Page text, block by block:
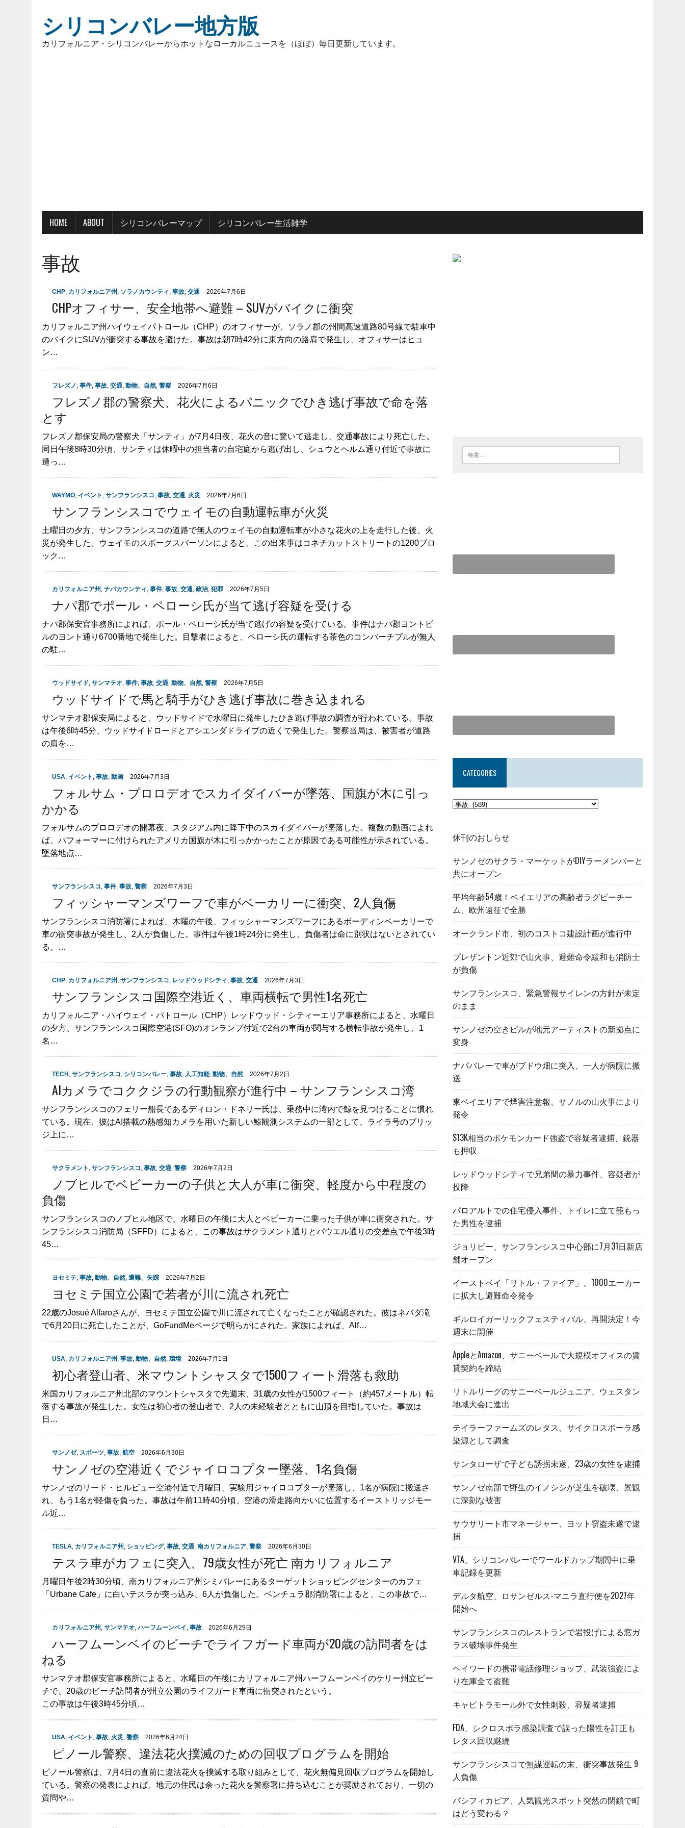
シリコンバレー地方版
カリフォルニア・シリコンバレーからホットなローカルニュースを（ほぼ）毎日更新しています。
HOME ABOUT シリコンバレーマップ シリコンバレー生活雑学
事故
CHP, カリフォルニア州 , ソラノカウンティ , 事故, 交通 2026年7月6日
CHPオフィサー、安全地帯へ避難 – SUVがバイクに衝突
カリフォルニア州ハイウェイパトロール（CHP）のオフィサーが、ソラノ郡の州間高速道路80号線で駐車中
のバイクにSUVが衝突する事故を避けた。事故は朝7時42分に東方向の路肩で発生し、オフィサーはヒュ
ン…
フレズノ , 事件, 事故, 交通, 動物、自然, 警察 2026年7月6日
フレズノ郡の警察犬、花火によるパニックでひき逃げ事故で命を落
とす
フレズノ郡保安局の警察犬「サンティ」が7月4日夜、花火の音に驚いて逃走し、交通事故により死亡した。
同日午後8時30分頃、サンティは休暇中の担当者の自宅庭から逃げ出し、シュウとヘルム通り付近で事故に
遭っ…
WAYMO, イベント , サンフランシスコ, 事故, 交通, 火災 2026年7月6日
サンフランシスコでウェイモの自動運転車が火災
土曜日の夕方、サンフランシスコの道路で無人のウェイモの自動運転車が小さな花火の上を走行した後、火
災が発生した。ウェイモのスポークスパーソンによると、この出来事はコネチカットストリートの1200ブロ
ック…
カリフォルニア州 , ナパカウンティ , 事件, 事故, 交通, 政治, 犯罪 2026年7月5日
ナパ郡でポール・ペローシ氏が当て逃げ容疑を受ける
ナパ郡保安官事務所によれば、ポール・ペローシ氏が当て逃げの容疑を受けている。事件はナパ郡ヨントビ
ルのヨント通り6700番地で発生した。目撃者によると、ペローシ氏の運転する茶色のコンバーチブルが無人
の駐…
ウッドサイド, サンマテオ, 事件, 事故, 交通, 動物、自然, 警察 2026年7月5日
ウッドサイドで馬と騎手がひき逃げ事故に巻き込まれる
サンマテオ郡保安局によると、ウッドサイドで水曜日に発生したひき逃げ事故の調査が行われている。事故
は午後6時45分、ウッドサイドロードとアシエンダドライブの近くで発生した。警察当局は、被害者が道路
の肩を…
USA, イベント , 事故, 動画 2026年7月3日
フォルサム・プロロデオでスカイダイバーが墜落、国旗が木に引っ
かかる
フォルサムのプロロデオの開幕夜、スタジアム内に降下中のスカイダイバーが墜落した。複数の動画によれ
ば、パフォーマーに付けられたアメリカ国旗が木に引っかかったことが原因である可能性が示されている。
墜落地点…
サンフランシスコ, 事件, 事故, 警察 2026年7月3日
フィッシャーマンズワーフで車がベーカリーに衝突、2人負傷
サンフランシスコ消防署によれば、木曜の午後、フィッシャーマンズワーフにあるボーディンベーカリーで
車の衝突事故が発生し、2人が負傷した。事件は午後1時24分に発生し、負傷者は命に別状はないとされてい
る。…
CHP, カリフォルニア州 , サンフランシスコ, レッドウッドシティ , 事故, 交通 2026年7月3日
サンフランシスコ国際空港近く、車両横転で男性1名死亡
カリフォルニア・ハイウェイ・パトロール（CHP）レッドウッド・シティーエリア事務所によると、水曜日
の夕方、サンフランシスコ国際空港(SFO)のオンランプ付近で2台の車両が関与する横転事故が発生し、1
名…
TECH , サンフランシスコ, シリコンバレー, 事故, 人工知能, 動物、自然 2026年7月2日
AIカメラでコククジラの行動観察が進行中 – サンフランシスコ湾
サンフランシスコのフェリー船長であるディロン・ドネリー氏は、乗務中に湾内で鯨を見つけることに慣れ
ている。現在、彼はAI搭載の熱感知カメラを用いた新しい鯨観測システムの一部として、ライラ号のブリッ
ジ上に…
サクラメント , サンフランシスコ, 事故, 交通, 警察 2026年7月2日
ノブヒルでベビーカーの子供と大人が車に衝突、軽度から中程度の
負傷
サンフランシスコのノブヒル地区で、水曜日の午後に大人とベビーカーに乗った子供が車に衝突された。サ
ンフランシスコ消防局（SFFD）によると、この事故はサクラメント通りとパウエル通りの交差点で午後3時
45…
ヨセミテ, 事故, 動物、自然, 遭難、失踪 2026年7月2日
ヨセミテ国立公園で若者が川に流され死亡
22歳のJosué Alfaroさんが、ヨセミテ国立公園で川に流されて亡くなったことが確認された。彼はネバダ滝
で6月20日に死亡したことが、GoFundMeページで明らかにされた。家族によれば、Alf…
USA, カリフォルニア州 , 事故, 動物、自然, 環境 2026年7月1日
初心者登山者、米マウントシャスタで1500フィート滑落も救助
米国カリフォルニア州北部のマウントシャスタで先週末、31歳の女性が1500フィート（約457メートル）転
落する事故が発生した。女性は初心者の登山者で、2人の未経験者とともに山頂を目指していた。事故は
日…
サンノゼ, スポーツ, 事故, 航空 2026年6月30日
サンノゼの空港近くでジャイロコプター墜落、1名負傷
サンノゼのリード・ヒルビュー空港付近で月曜日、実験用ジャイロコプターが墜落し、1名が病院に搬送さ
れ、もう1名が軽傷を負った。事故は午前11時40分頃、空港の滑走路向かいに位置するイーストリッジモー
ル近…
TESLA, カリフォルニア州 , ショッピング, 事故, 交通, 南カリフォルニア, 警察 2026年6月30日
テスラ車がカフェに突入、79歳女性が死亡 南カリフォルニア
月曜日午後2時30分頃、南カリフォルニア州シミバレーにあるターゲットショッピングセンターのカフェ
「Urbane Cafe」に白いテスラが突っ込み、6人が負傷した。ベンチュラ郡消防署によると、この事故で…
カリフォルニア州 , サンマテオ,ハーフムーンベイ, 事故 2026年6月29日
ハーフムーンベイのビーチでライフガード車両が20歳の訪問者をは
ねる
サンマテオ郡保安官事務所によると、水曜日の午後にカリフォルニア州ハーフムーンベイのケリー州立ビー
チで、20歳のビーチ訪問者が州立公園のライフガード車両に衝突されたという。
この事故は午後3時45分頃…
USA, イベント , 事故, 火災, 警察 2026年6月24日
ピノール警察、違法花火撲滅のための回収プログラムを開始
ピノール警察は、7月4日の直前に違法花火を撲滅する取り組みとして、花火無偏見回収プログラムを開始し
ている。警察の発表によれば、地元の住民は余った花火を警察署に持ち込むことが奨励されており、一切の
質問や…
CATEGORIES
休刊のおしらせ
サンノゼのサクラ・マーケットがDIYラーメンバーと
共にオープン
平均年齢54歳！ベイエリアの高齢者ラグビーチー
ム、欧州遠征で全勝
オークランド市、初のコストコ建設計画が進行中
プレザントン近郊で山火事、避難命令緩和も消防士
が負傷
サンフランシスコ、緊急警報サイレンの方針が未定
のまま
サンノゼの空きビルが地元アーティストの新拠点に
変身
ナパバレーで車がブドウ畑に突入、一人が病院に搬
送
東ベイエリアで煙害注意報、サノルの山火事により
発令
$13K相当のポケモンカード強盗で容疑者逮捕、銃器
も押収
レッドウッドシティで兄弟間の暴力事件、容疑者が
投降
パロアルトでの住宅侵入事件、トイレに立て籠もっ
た男性を逮捕
ジョリビー、サンフランシスコ中心部に7月31日新店
舗オープン
イーストベイ「リトル・ファイア」、1000エーカー
に拡大し避難命令発令
ギルロイガーリックフェスティバル、再開決定！今
週末に開催
AppleとAmazon、サニーベールで大規模オフィスの賃
貸契約を締結
リトルリーグのサニーベールジュニア、ウェスタン
地域大会に進出
テイラーファームズのレタス、サイクロスポーラ感
染源として調査
サンタローザで子ども誘拐未遂、23歳の女性を逮捕
サンノゼ南部で野生のイノシシが芝生を破壊、景観
に深刻な被害
サウサリート市マネージャー、ヨット窃盗未遂で逮
捕
VTA、シリコンバレーでワールドカップ期間中に乗
車記録を更新
デルタ航空、ロサンゼルス-マニラ直行便を2027年
開始へ
サンフランシスコのレストランで岩投げによる窓ガ
ラス破壊事件発生
ヘイワードの携帯電話修理ショップ、武装強盗によ
り在庫全て盗難
キャピトラモール外で女性刺殺、容疑者逮捕
FDA、シクロスポラ感染調査で誤った陽性を訂正も
レタス回収継続
サンフランシスコで無謀運転の末、衝突事故発生 9
人負傷
パシフィカピア、人気観光スポット突然の閉鎖で町
はどう変わる？